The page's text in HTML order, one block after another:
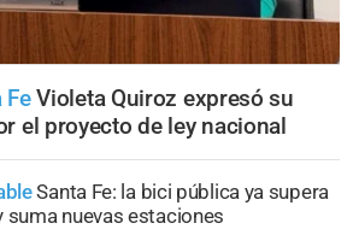
Fe Violeta Quiroz expresó su
el proyecto de ley nacional
Santa Fe: la bici pública ya supera
suma nuevas estaciones